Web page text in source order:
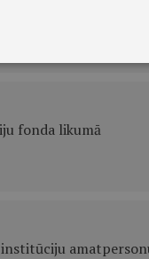
kadastra likumā
fonda likumā